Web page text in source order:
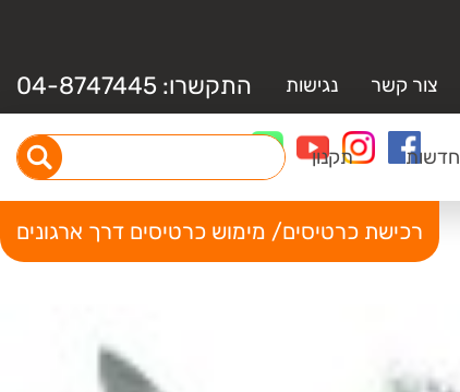
צור קשר נגישות התקשרו: 04-8747445
חדשות תקנון
רכישת כרטיסים/ מימוש כרטיסים דרך ארגונים